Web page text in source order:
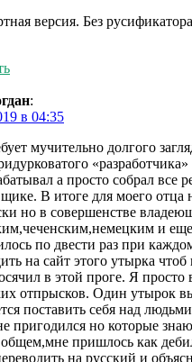
версия. Без
:
в 04:35
мучительно долгого
а просто собрал все
В итоге для моего отца
но в совершенстве
и
по двести раз при
на сайт этого утырка
в этой проге. Я просто
отпрысков. Один утырок
поставить себя над
пригодился но которые
пришлось как
на русский и